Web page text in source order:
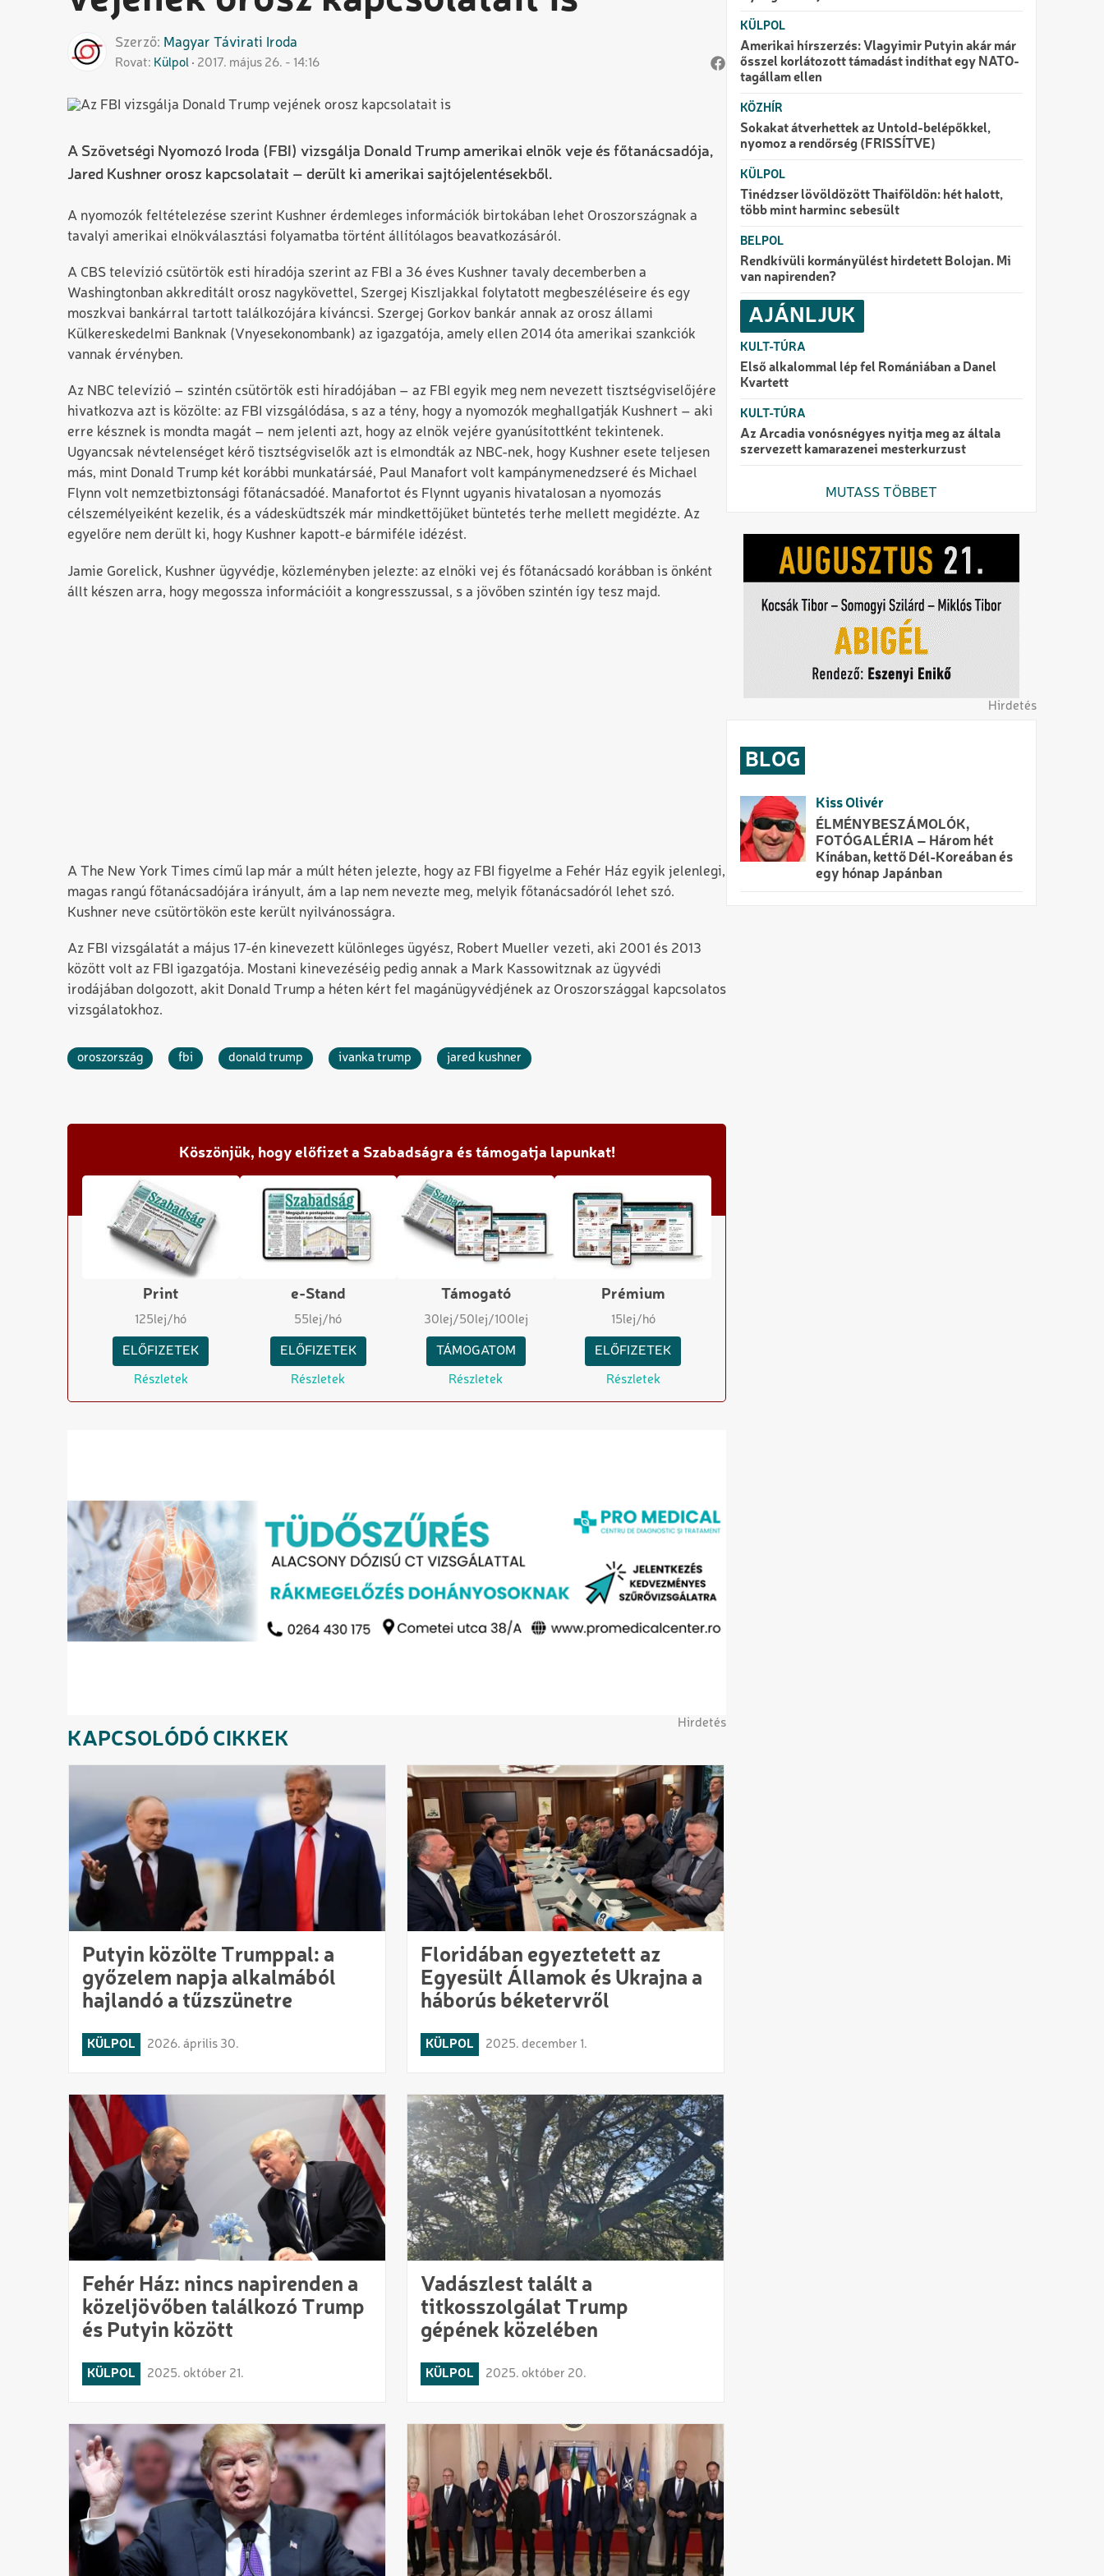
Szerző Magyar Távirati Iroda
Rovat Külpol 2017. május 26. - 14:16
A Szövetségi Nyomozó Iroda (FBI) vizsgálja Donald Trump amerikai elnök veje és főtanácsadója,
Jared Kushner orosz kapcsolatait – derült ki amerikai sajtójelentésekből.
A nyomozók feltételezése szerint Kushner érdemleges információk birtokában lehet Oroszországnak a
tavalyi amerikai elnökválasztási folyamatba történt állítólagos beavatkozásáról.
A CBS televízió csütörtök esti híradója szerint az FBI a 36 éves Kushner tavaly decemberben a
Washingtonban akkreditált orosz nagykövettel, Szergej Kiszljakkal folytatott megbeszéléseire és egy
moszkvai bankárral tartott találkozójára kíváncsi. Szergej Gorkov bankár annak az orosz állami
Külkereskedelmi Banknak (Vnyesekonombank) az igazgatója, amely ellen 2014 óta amerikai szankciók
vannak érvényben.
Az NBC televízió – szintén csütörtök esti híradójában – az FBI egyik meg nem nevezett tisztségviselőjére
hivatkozva azt is közölte: az FBI vizsgálódása, s az a tény, hogy a nyomozók meghallgatják Kushnert – aki
erre késznek is mondta magát – nem jelenti azt, hogy az elnök vejére gyanúsítottként tekintenek.
Ugyancsak névtelenséget kérő tisztségviselők azt is elmondták az NBC-nek, hogy Kushner esete teljesen
más, mint Donald Trump két korábbi munkatársáé, Paul Manafort volt kampánymenedzseré és Michael
Flynn volt nemzetbiztonsági főtanácsadóé. Manafortot és Flynnt ugyanis hivatalosan a nyomozás
célszemélyeiként kezelik, és a vádesküdtszék már mindkettőjüket büntetés terhe mellett megidézte. Az
egyelőre nem derült ki, hogy Kushner kapott-e bármiféle idézést.
Jamie Gorelick, Kushner ügyvédje, közleményben jelezte: az elnöki vej és főtanácsadó korábban is önként
állt készen arra, hogy megossza információit a kongresszussal, s a jövőben szintén így tesz majd.
A The New York Times című lap már a múlt héten jelezte, hogy az FBI figyelme a Fehér Ház egyik jelenlegi,
magas rangú főtanácsadójára irányult, ám a lap nem nevezte meg, melyik főtanácsadóról lehet szó.
Kushner neve csütörtökön este került nyilvánosságra.
Az FBI vizsgálatát a május 17-én kinevezett különleges ügyész, Robert Mueller vezeti, aki 2001 és 2013
között volt az FBI igazgatója. Mostani kinevezéséig pedig annak a Mark Kassowitznak az ügyvédi
irodájában dolgozott, akit Donald Trump a héten kért fel magánügyvédjének az Oroszországgal kapcsolatos
vizsgálatokhoz.
oroszország fbi donald trump ivanka trump jared kushner
Köszönjük, hogy előfizet a Szabadságra és támogatja lapunkat!
Print
125lej/hó
ELŐFIZETEK
Részletek
e-Stand
55lej/hó
ELŐFIZETEK
Részletek
Támogató
30lej/50lej/100lej
TÁMOGATOM
Részletek
Prémium
15lej/hó
ELŐFIZETEK
Részletek
Hirdetés
KAPCSOLÓDÓ CIKKEK
Putyin közölte Trumppal: a
győzelem napja alkalmából
hajlandó a tűzszünetre
KÜLPOL 2026. április 30.
Floridában egyeztetett az
Egyesült Államok és Ukrajna a
háborús béketervről
KÜLPOL 2025. december 1.
Fehér Ház: nincs napirenden a
közeljövőben találkozó Trump
és Putyin között
KÜLPOL 2025. október 21.
Vadászlest talált a
titkosszolgálat Trump
gépének közelében
KÜLPOL 2025. október 20.
KÜLPOL
Amerikai hírszerzés: Vlagyimir Putyin akár már
ősszel korlátozott támadást indíthat egy NATO-
tagállam ellen
KÖZHÍR
Sokakat átverhettek az Untold-belépőkkel,
nyomoz a rendőrség (FRISSÍTVE)
KÜLPOL
Tinédzser lövöldözött Thaiföldön: hét halott,
több mint harminc sebesült
BELPOL
Rendkívüli kormányülést hirdetett Bolojan. Mi
van napirenden?
AJÁNLJUK
KULT-TÚRA
Első alkalommal lép fel Romániában a Danel
Kvartett
KULT-TÚRA
Az Arcadia vonósnégyes nyitja meg az általa
szervezett kamarazenei mesterkurzust
MUTASS TÖBBET
Hirdetés
BLOG
Kiss Olivér
ÉLMÉNYBESZÁMOLÓK,
FOTÓGALÉRIA – Három hét
Kínában, kettő Dél-Koreában és
egy hónap Japánban